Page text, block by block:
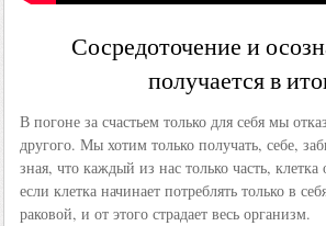
Сосредоточение и
получается в
В погоне за счастьем только для себя мы
другого. Мы хотим только получать, себе,
зная, что каждый из нас только часть,
если клетка начинает потреблять только в
раковой, и от этого страдает весь организм.